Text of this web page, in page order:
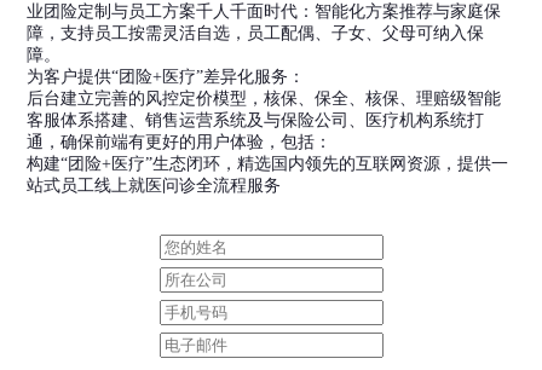
业团险定制与员工方案千人千面时代：智能化方案推荐与家庭保
障，支持员工按需灵活自选，员工配偶、子女、父母可纳入保
障。
为客户提供“团险+医疗”差异化服务：
后台建立完善的风控定价模型，核保、保全、核保、理赔级智能
客服体系搭建、销售运营系统及与保险公司、医疗机构系统打
通，确保前端有更好的用户体验，包括：
构建“团险+医疗”生态闭环，精选国内领先的互联网资源，提供一
站式员工线上就医问诊全流程服务